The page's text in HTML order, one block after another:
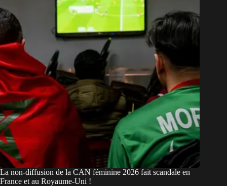
La non-diffusion de la CAN féminine 2026 fait scandale en
France et au Royaume-Uni !